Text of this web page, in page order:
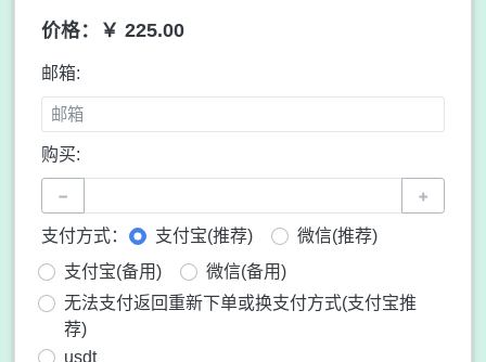
价格：￥ 225.00
邮箱:
购买:
− +
支付方式： 支付宝(推荐)
微信(推荐)
支付宝(备用)
微信(备用)
无法支付返回重新下单或换支付方式(支付宝推
荐)
usdt